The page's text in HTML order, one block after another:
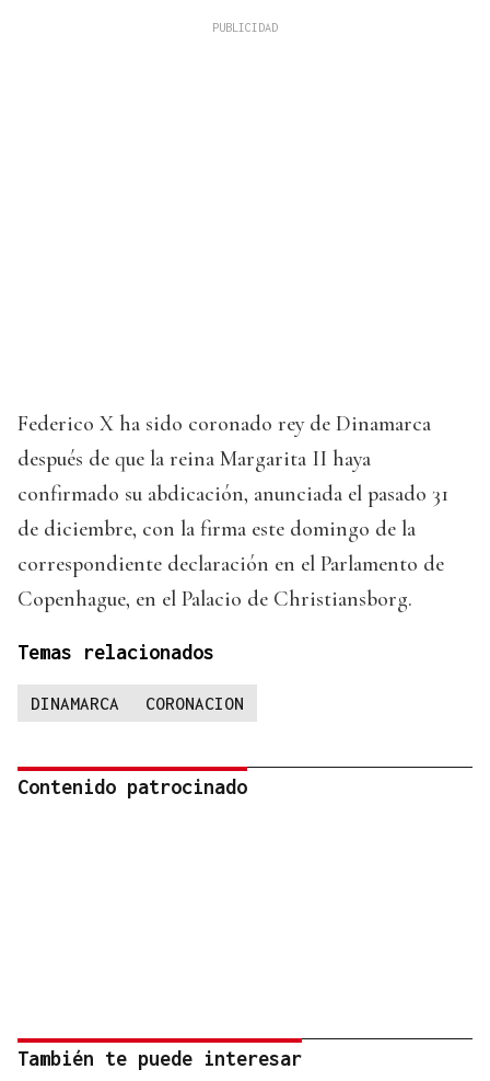
Federico X ha sido coronado rey de Dinamarca
después de que la reina Margarita II haya
confirmado su abdicación, anunciada el pasado 31
de diciembre, con la firma este domingo de la
correspondiente declaración en el Parlamento de
Copenhague, en el Palacio de Christiansborg.
Temas relacionados
DINAMARCA CORONACION
Contenido patrocinado
También te puede interesar